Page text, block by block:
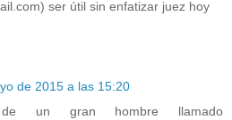
ser útil sin enfatizar juez hoy
de 2015 a las 15:20
de un gran hombre llamado